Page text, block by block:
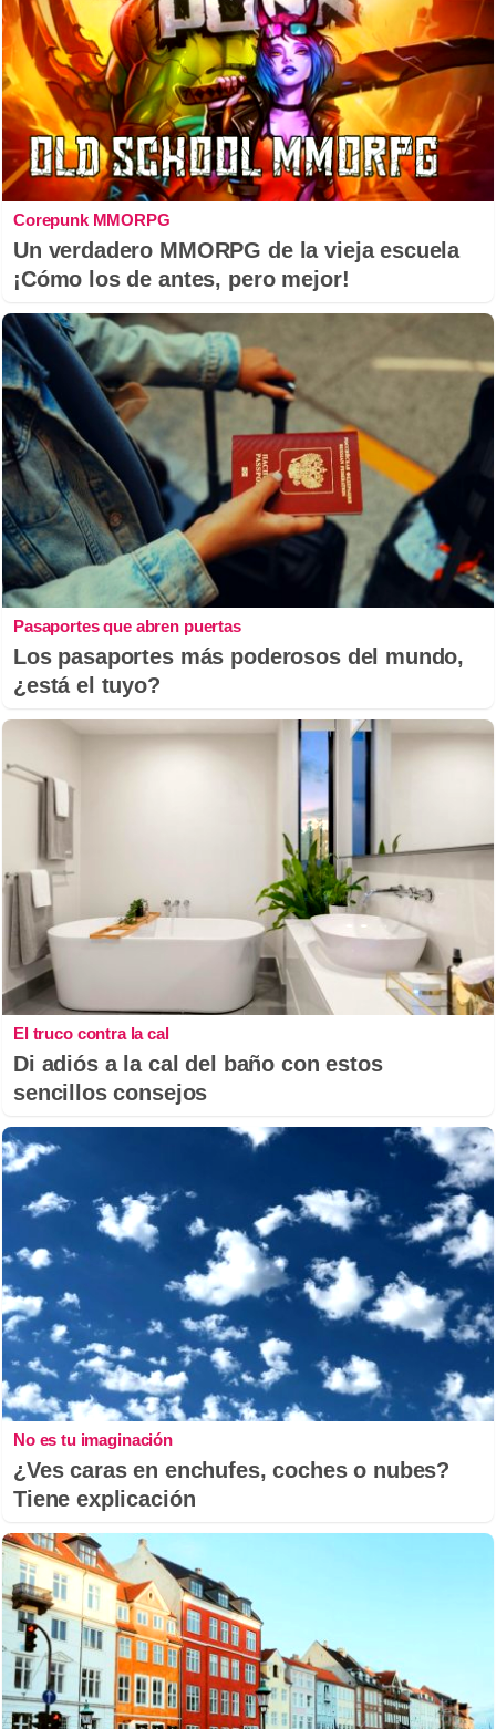
Corepunk MMORPG
Un verdadero MMORPG de la vieja escuela
¡Cómo los de antes, pero mejor!
Pasaportes que abren puertas
Los pasaportes más poderosos del mundo,
¿está el tuyo?
El truco contra la cal
Di adiós a la cal del baño con estos
sencillos consejos
No es tu imaginación
¿Ves caras en enchufes, coches o nubes?
Tiene explicación